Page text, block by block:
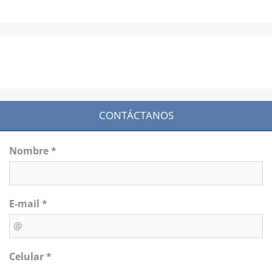
CONTÁCTANOS
Nombre *
E-mail *
Celular *